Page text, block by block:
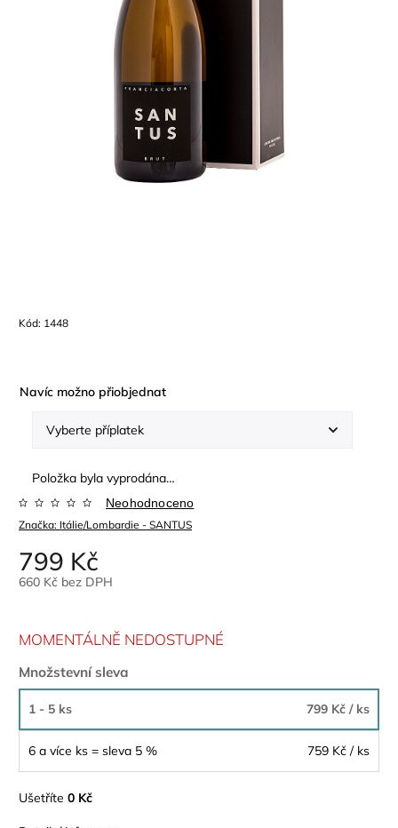
Kód: 1448
Navíc možno přiobjednat
Položka byla vyprodána…
Značka: Itálie/Lombardie - SANTUS
Neohodnoceno
799 Kč
660 Kč bez DPH
MOMENTÁLNĚ NEDOSTUPNÉ
Množstevní sleva
1 - 5 ks 799 Kč / ks
6 a více ks = sleva 5 % 759 Kč / ks
Ušetříte 0 Kč